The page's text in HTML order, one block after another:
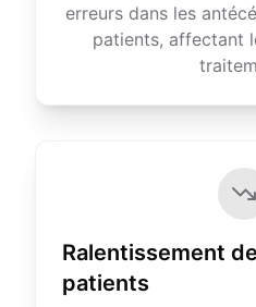
erreurs dans les
patients, affectant
Ralentissement
patients